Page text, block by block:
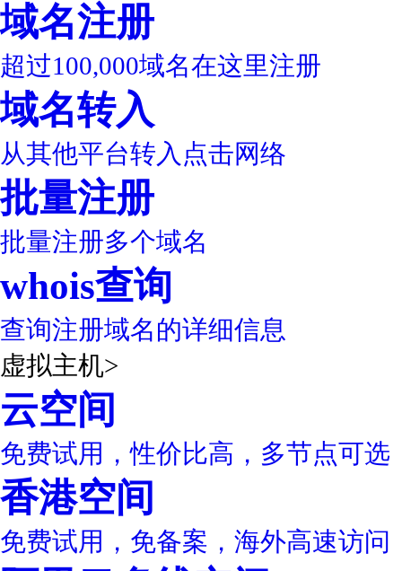
域名注册
超过100,000域名在这里注册
域名转入
从其他平台转入点击网络
批量注册
批量注册多个域名
whois查询
查询注册域名的详细信息
虚拟主机>
云空间
免费试用，性价比高，多节点可选
香港空间
免费试用，免备案，海外高速访问